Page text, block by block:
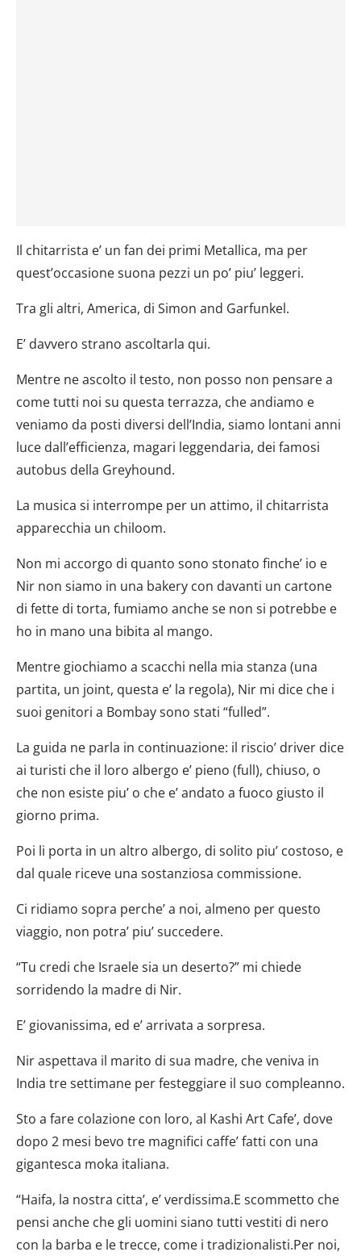
Il chitarrista e’ un fan dei primi Metallica, ma per
quest’occasione suona pezzi un po’ piu’ leggeri.
Tra gli altri, America, di Simon and Garfunkel.
E’ davvero strano ascoltarla qui.
Mentre ne ascolto il testo, non posso non pensare a
come tutti noi su questa terrazza, che andiamo e
veniamo da posti diversi dell’India, siamo lontani anni
luce dall’efficienza, magari leggendaria, dei famosi
autobus della Greyhound.
La musica si interrompe per un attimo, il chitarrista
apparecchia un chiloom.
Non mi accorgo di quanto sono stonato finche’ io e
Nir non siamo in una bakery con davanti un cartone
di fette di torta, fumiamo anche se non si potrebbe e
ho in mano una bibita al mango.
Mentre giochiamo a scacchi nella mia stanza (una
partita, un joint, questa e’ la regola), Nir mi dice che i
suoi genitori a Bombay sono stati “fulled”.
La guida ne parla in continuazione: il riscio’ driver dice
ai turisti che il loro albergo e’ pieno (full), chiuso, o
che non esiste piu’ o che e’ andato a fuoco giusto il
giorno prima.
Poi li porta in un altro albergo, di solito piu’ costoso, e
dal quale riceve una sostanziosa commissione.
Ci ridiamo sopra perche’ a noi, almeno per questo
viaggio, non potra’ piu’ succedere.
“Tu credi che Israele sia un deserto?” mi chiede
sorridendo la madre di Nir.
E’ giovanissima, ed e’ arrivata a sorpresa.
Nir aspettava il marito di sua madre, che veniva in
India tre settimane per festeggiare il suo compleanno.
Sto a fare colazione con loro, al Kashi Art Cafe’, dove
dopo 2 mesi bevo tre magnifici caffe’ fatti con una
gigantesca moka italiana.
“Haifa, la nostra citta’, e’ verdissima.E scommetto che
pensi anche che gli uomini siano tutti vestiti di nero
con la barba e le trecce, come i tradizionalisti.Per noi,